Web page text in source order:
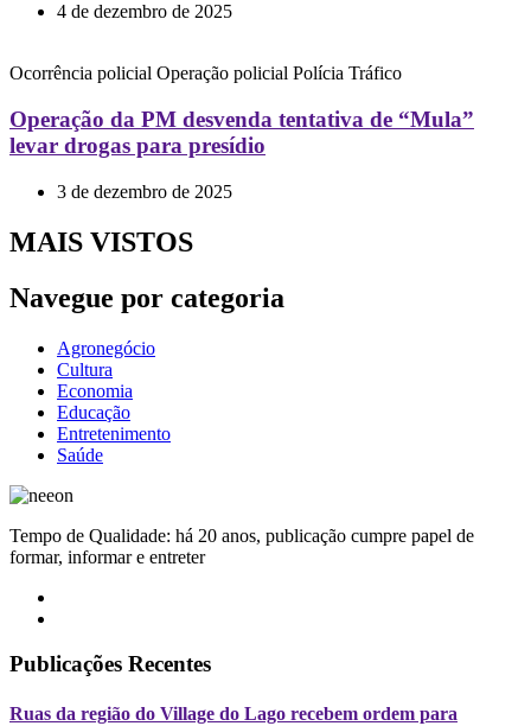
4 de dezembro de 2025
Ocorrência policial Operação policial Polícia Tráfico
Operação da PM desvenda tentativa de “Mula”
levar drogas para presídio
3 de dezembro de 2025
MAIS VISTOS
Navegue por categoria
Agronegócio
Cultura
Economia
Educação
Entretenimento
Saúde
Tempo de Qualidade: há 20 anos, publicação cumpre papel de
formar, informar e entreter
Publicações Recentes
Ruas da região do Village do Lago recebem ordem para